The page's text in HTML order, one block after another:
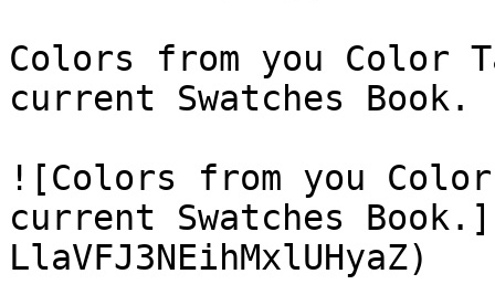
Colors from you Color
current Swatches Book.
![Colors from you
current Swatches
LlaVFJ3NEihMxlUHyaZ)